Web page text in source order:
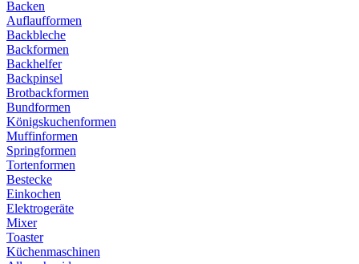
Backen
Auflaufformen
Backbleche
Backformen
Backhelfer
Backpinsel
Brotbackformen
Bundformen
Königskuchenformen
Muffinformen
Springformen
Tortenformen
Bestecke
Einkochen
Elektrogeräte
Mixer
Toaster
Küchenmaschinen